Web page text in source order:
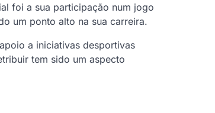
foi a sua participação num jogo
um ponto alto na sua carreira.
a iniciativas desportivas
tem sido um aspecto